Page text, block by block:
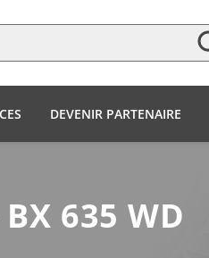
DEVENIR PARTENAIRE
635 WD